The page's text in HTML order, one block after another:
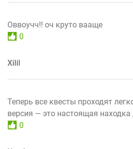
Оввоучч!! оч круто вааще
0
Xilil
Теперь все квесты проходят
версия — это настоящая находка
0